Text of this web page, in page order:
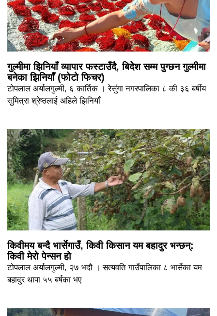
गुल्मीमा झिनियाँ व्यापार फस्टाउँदै, बिदेश सम्म पुग्छन गुल्मीमा
बनेका झिनियाँ (फोटो फिचर)
टोपलाल अर्यालगुल्मी, ६ कार्तिक । रेसुंगा नगरपालिका ८ की ३६ बर्षीय
सुमित्रा श्रेष्ठलाई अहिले झिनियाँ
किवीमय बन्दै भार्सेगाउँ, किवी किसान यम बहादुर भन्छन्:
किवी मेरो पेन्सन हो
टोपलाल अर्यालगुल्मी, २७ भदौ । सत्यवति गाउँपालिका ८ भार्सेका यम
बहादुर थापा ५५ बर्षका भए